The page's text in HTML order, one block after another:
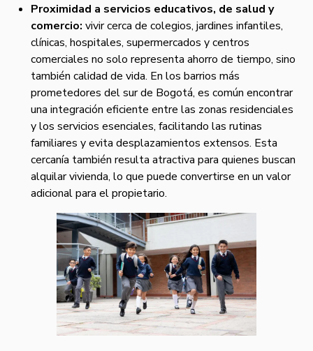
Proximidad a servicios educativos, de salud y
comercio: vivir cerca de colegios, jardines infantiles,
clínicas, hospitales, supermercados y centros
comerciales no solo representa ahorro de tiempo, sino
también calidad de vida. En los barrios más
prometedores del sur de Bogotá, es común encontrar
una integración eficiente entre las zonas residenciales
y los servicios esenciales, facilitando las rutinas
familiares y evita desplazamientos extensos. Esta
cercanía también resulta atractiva para quienes buscan
alquilar vivienda, lo que puede convertirse en un valor
adicional para el propietario.